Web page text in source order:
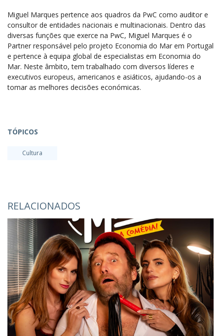
Miguel Marques pertence aos quadros da PwC como auditor e
consultor de entidades nacionais e multinacionais. Dentro das
diversas funções que exerce na PwC, Miguel Marques é o
Partner responsável pelo projeto Economia do Mar em Portugal
e pertence à equipa global de especialistas em Economia do
Mar. Neste âmbito, tem trabalhado com diversos líderes e
executivos europeus, americanos e asiáticos, ajudando-os a
tomar as melhores decisões económicas.
TÓPICOS
Cultura
RELACIONADOS